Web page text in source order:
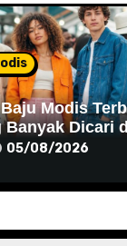
Modis
Banyak Dicari
05/08/2026